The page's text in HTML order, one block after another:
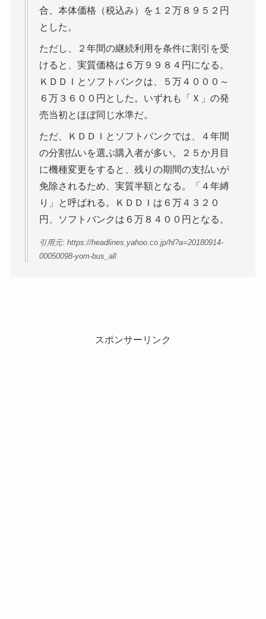
合、本体価格（税込み）を１２万８９５２円
とした。
ただし、２年間の継続利用を条件に割引を受
けると、実質価格は６万９９８４円になる。
ＫＤＤＩとソフトバンクは、５万４０００～
６万３６００円とした。いずれも「Ｘ」の発
売当初とほぼ同じ水準だ。
ただ、ＫＤＤＩとソフトバンクでは、４年間
の分割払いを選ぶ購入者が多い。２５か月目
に機種変更をすると、残りの期間の支払いが
免除されるため、実質半額となる。「４年縛
り」と呼ばれる。ＫＤＤＩは６万４３２０
円、ソフトバンクは６万８４００円となる。
引用元: https://headlines.yahoo.co.jp/hl?a=20180914-
00050098-yom-bus_all
スポンサーリンク